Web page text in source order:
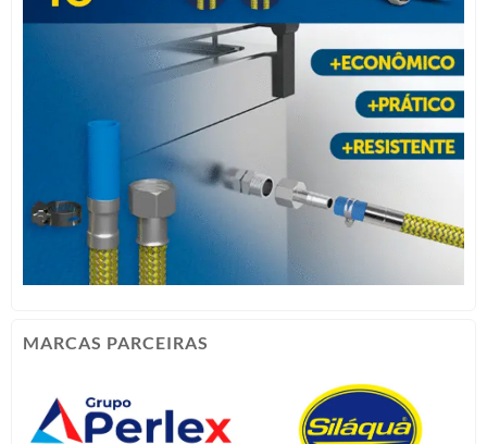
MARCAS PARCEIRAS